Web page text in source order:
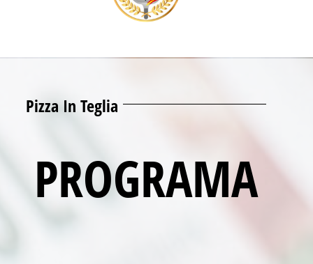
Pizza In Teglia
PROGRAMA